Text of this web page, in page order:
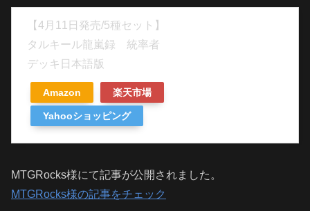
【4月11日発売/5種セット】
タルキール龍嵐録 統率者
デッキ日本語版
Amazon 楽天市場
Yahooショッピング
MTGRocks様にて記事が公開されました。
MTGRocks様の記事をチェック